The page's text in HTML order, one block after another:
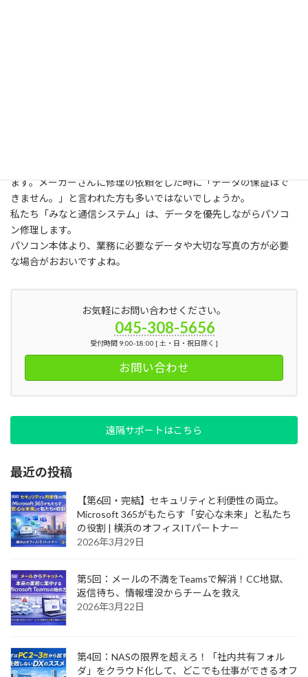
ます。メーカーさんに修理の依頼をした時に「データの保証はで
きません。」と言われた方も多いではないでしょうか。
私たち「みなと通信システム」は、データを優先しながらパソコ
ン修理します。
パソコン本体より、業務に必要なデータや大切な写真の方が必要
な場合がおおいですよね。
お気軽にお問い合わせください。
045-308-5656
受付時間 9:00-18:00 [ 土・日・祝日除く ]
お問い合わせ
遠隔サポートはこちら
最近の投稿
【第6回・完結】セキュリティと利便性の両立。
Microsoft 365がもたらす「安心な未来」と私たち
の役割 | 横浜のオフィスITパートナー
2026年3月29日
第5回：メールの不満をTeamsで解消！CC地獄、
返信待ち、情報埋没からチームを救え
2026年3月22日
第4回：NASの限界を超えろ！「社内共有フォル
ダ」をクラウド化して、どこでも仕事ができるオフ